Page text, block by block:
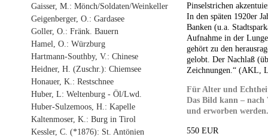
Gaisser, M.: Mönch/Soldaten/Weinkeller
Geigenberger, O.: Gardasee
Goller, O.: Fränk. Bauern
Hamel, O.: Würzburg
Hartmann-Southby, V.: Chinese
Heidner, H. (Zuschr.): Chiemsee
Honauer, K.: Restschnee
Huber, L: Weltenburg - Öl/Lwd.
Huber-Sulzemoos, H.: Kapelle
Kaltenmoser, K.: Burg in Tirol
Kessler, C. (*1876): St. Antönien
Pinselstrichen
In den späten 1920er
Banken (u.a.
Aufnahme in der
gehört zu den
gelobt. Der Nachlaß
Zeichnungen.“ (AKL
Für Alter und
Das Bild kann – nach
und erworben
550 EUR